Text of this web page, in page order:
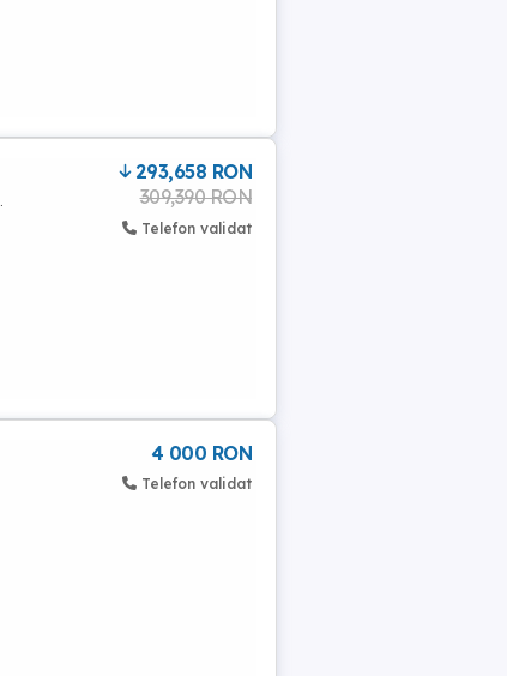
293,658 RON
309,390 RON
Telefon validat
4 000 RON
Telefon validat